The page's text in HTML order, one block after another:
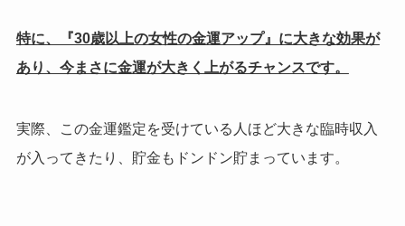
特に、『30歳以上の女性の金運アップ』に大きな効果が
あり、今まさに金運が大きく上がるチャンスです。
実際、この金運鑑定を受けている人ほど大きな臨時収入
が入ってきたり、貯金もドンドン貯まっています。